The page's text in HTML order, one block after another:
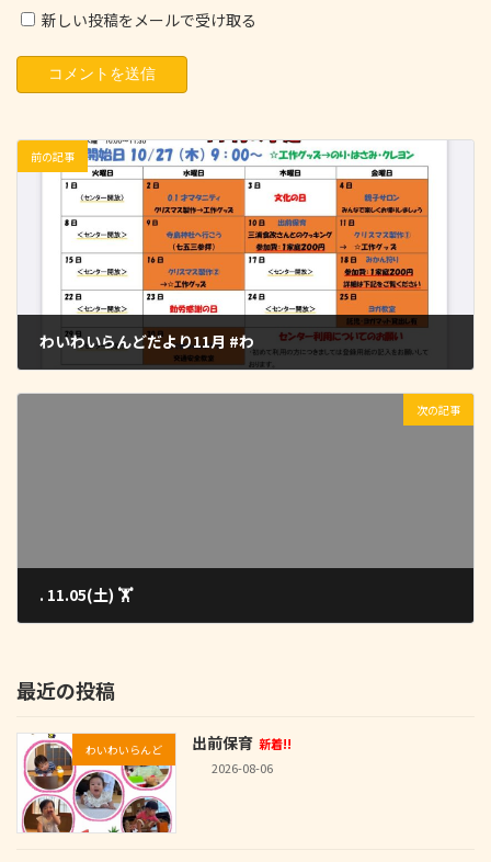
新しい投稿をメールで受け取る
前の記事
わいわいらんどだより11月 #わ
次の記事
. 11.05(土) 🏋️
最近の投稿
わいわいらんど 出前保育 新着!!
2026-08-06